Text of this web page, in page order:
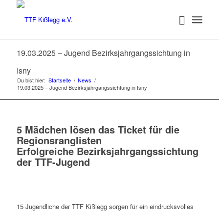
19.03.2025 – Jugend Bezirksjahrgangssichtung in
Isny
Du bist hier: Startseite / News /
19.03.2025 – Jugend Bezirksjahrgangssichtung in Isny
5 Mädchen lösen das Ticket für die
Regionsranglisten
Erfolgreiche Bezirksjahrgangssichtung
der TTF-Jugend
15 Jugendliche der TTF Kißlegg sorgen für ein eindrucksvolles